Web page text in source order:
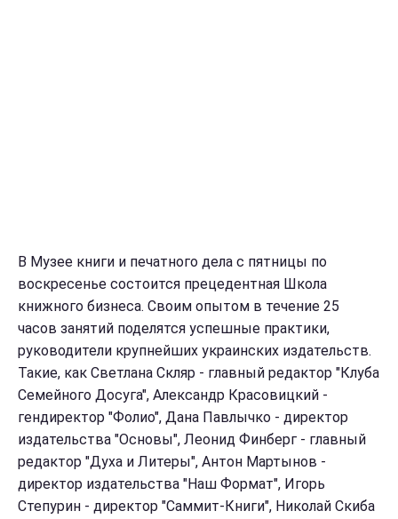
В Музее книги и печатного дела с пятницы по
воскресенье состоится прецедентная Школа
книжного бизнеса. Своим опытом в течение 25
часов занятий поделятся успешные практики,
руководители крупнейших украинских издательств.
Такие, как Светлана Скляр - главный редактор "Клуба
Семейного Досуга", Александр Красовицкий -
гендиректор "Фолио", Дана Павлычко - директор
издательства "Основы", Леонид Финберг - главный
редактор "Духа и Литеры", Антон Мартынов -
директор издательства "Наш Формат", Игорь
Степурин - директор "Саммит-Книги", Николай Скиба